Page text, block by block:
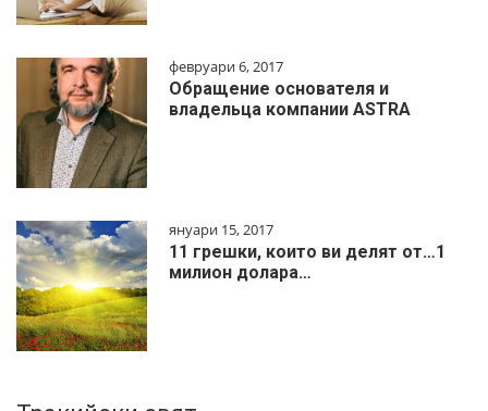
февруари 6, 2017
Обращение основателя и
владельца компании ASTRA
януари 15, 2017
11 грешки, които ви делят от…1
милиoн дoлapa…